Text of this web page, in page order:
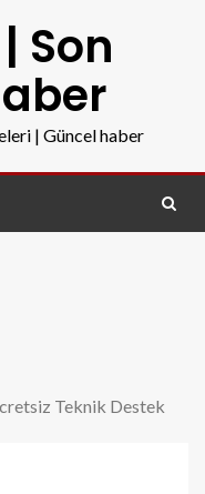
Son
| Güncel haber
Teknik Destek